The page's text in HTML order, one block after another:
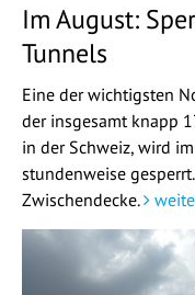
Im August:
Tunnels
Eine der wichtigsten
der insgesamt knapp
in der Schweiz, wird
stundenweise
Zwischendecke.